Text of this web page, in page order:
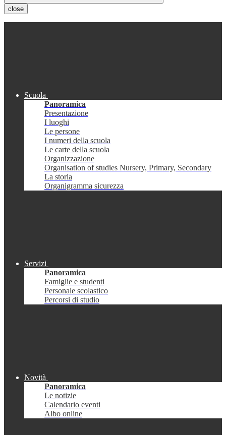
close
Scuola
Panoramica
Presentazione
I luoghi
Le persone
I numeri della scuola
Le carte della scuola
Organizzazione
Organisation of studies Nursery, Primary, Secondary
La storia
Organigramma sicurezza
Servizi
Panoramica
Famiglie e studenti
Personale scolastico
Percorsi di studio
Novità
Panoramica
Le notizie
Calendario eventi
Albo online